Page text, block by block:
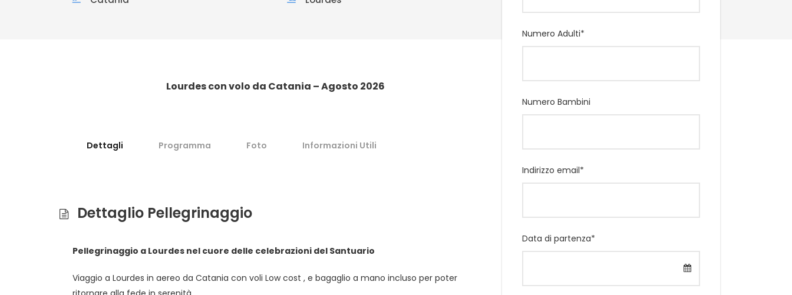
Numero Adulti*
Numero Bambini
Indirizzo email*
Data di partenza*
Lourdes con volo da Catania – Agosto 2026
Dettagli Programma Foto Informazioni Utili
Dettaglio Pellegrinaggio
Pellegrinaggio a Lourdes nel cuore delle celebrazioni del Santuario
Viaggio a Lourdes in aereo da Catania con voli Low cost , e bagaglio a mano incluso per poter